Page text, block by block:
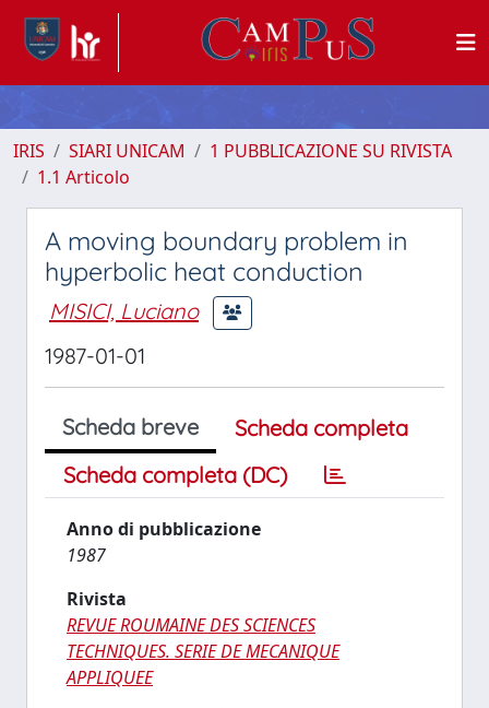
IRIS SIARI UNICAM
1 PUBBLICAZIONE SU RIVISTA
1.1 Articolo
A moving boundary problem in
hyperbolic heat conduction
MISICI, Luciano
1987-01-01
Scheda breve
Scheda completa
Scheda completa (DC)
Anno di pubblicazione
1987
Rivista
REVUE ROUMAINE DES SCIENCES
TECHNIQUES. SERIE DE MECANIQUE
APPLIQUEE